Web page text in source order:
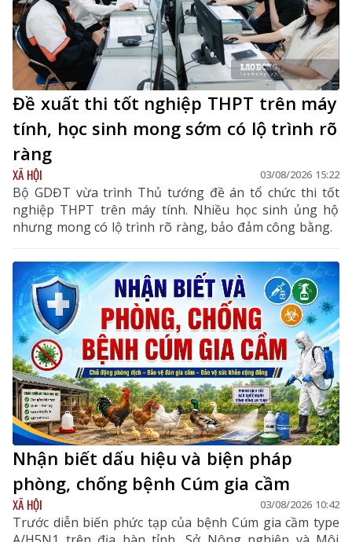
Đề xuất thi tốt nghiệp THPT trên máy
tính, học sinh mong sớm có lộ trình rõ
ràng
XÃ HỘI 03/08/2026 15:22
Bộ GDĐT vừa trình Thủ tướng đề án tổ chức thi tốt
nghiệp THPT trên máy tính. Nhiều học sinh ủng hộ
nhưng mong có lộ trình rõ ràng, bảo đảm công bằng.
Nhận biết dấu hiệu và biện pháp
phòng, chống bệnh Cúm gia cầm
XÃ HỘI 03/08/2026 10:42
Trước diễn biến phức tạp của bệnh Cúm gia cầm type